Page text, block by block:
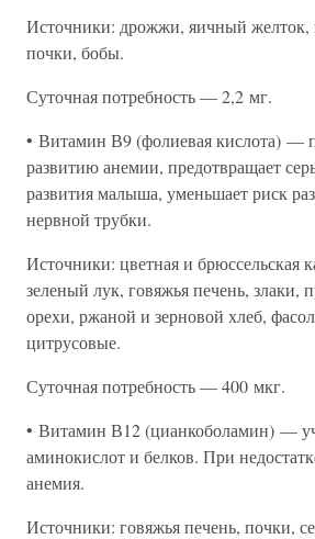
Источники: дрожжи, яичный желток,
почки, бобы.
Суточная потребность — 2,2 мг.
• Витамин В9 (фолиевая кислота) —
развитию анемии, предотвращает
развития малыша, уменьшает риск
нервной трубки.
Источники: цветная и брюссельская
зеленый лук, говяжья печень, злаки,
орехи, ржаной и зерновой хлеб,
цитрусовые.
Суточная потребность — 400 мкг.
• Витамин В12 (цианкоболамин) —
аминокислот и белков. При
анемия.
Источники: говяжья печень, почки,